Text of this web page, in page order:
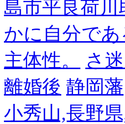
島市平良荷川
かに自分で
主体性。
さ
離婚後 静岡藩
小秀山,長野